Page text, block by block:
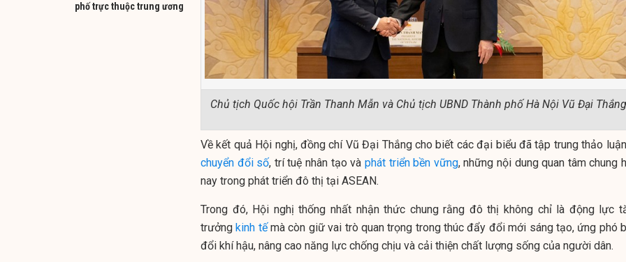
phố trực thuộc trung ương
Chủ tịch Quốc hội Trần Thanh Mẫn và Chủ tịch UBND Thành phố Hà Nội Vũ Đại
Về kết quả Hội nghị, đồng chí Vũ Đại Thắng cho biết các đại biểu đã tập trung thảo
chuyển đổi số, trí tuệ nhân tạo và phát triển bền vững, những nội dung quan tâm chung
nay trong phát triển đô thị tại ASEAN.
Trong đó, Hội nghị thống nhất nhận thức chung rằng đô thị không chỉ là động lực
trưởngkinh tếmà còn giữ vai trò quan trọng trong thúc đẩy đổi mới sáng tạo, ứng phó
đổi khí hậu, nâng cao năng lực chống chịu và cải thiện chất lượng sống của người dân.